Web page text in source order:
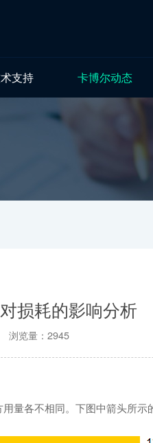
支持 卡博尔动态
损耗的影响分析
浏览量：2945
量各不相同。下图中箭头所示